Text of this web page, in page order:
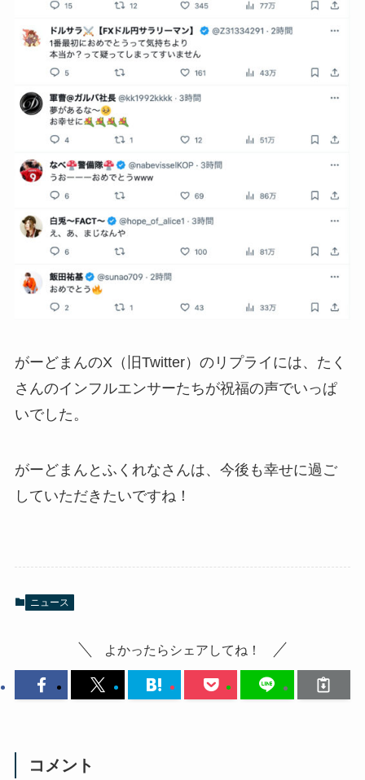
がーどまんのX（旧Twitter）のリプライには、たく
さんのインフルエンサーたちが祝福の声でいっぱ
いでした。
がーどまんとふくれなさんは、今後も幸せに過ご
していただきたいですね！
ニュース
よかったらシェアしてね！
コメント